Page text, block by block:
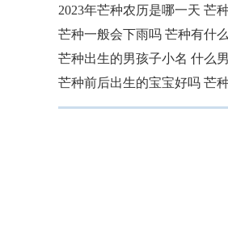
2023年芒种农历是哪一天 芒
芒种一般会下雨吗 芒种有什
芒种出生的男孩子小名 什么
芒种前后出生的宝宝好吗 芒